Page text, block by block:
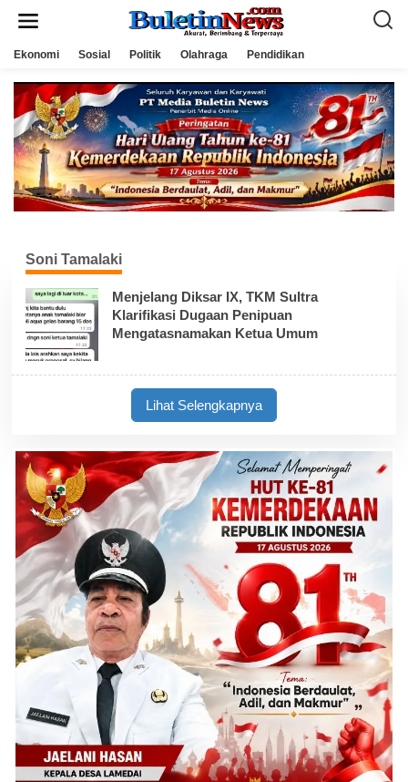
Ekonomi Sosial Politik Olahraga Pendidikan
Soni Tamalaki
Menjelang Diksar IX, TKM Sultra
Klarifikasi Dugaan Penipuan
Mengatasnamakan Ketua Umum
Lihat Selengkapnya